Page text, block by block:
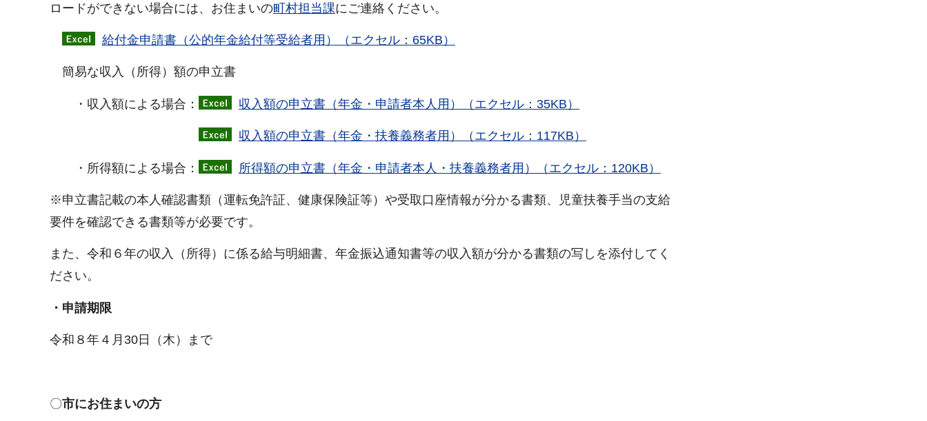
ロードができない場合には、お住まいの町村担当課にご連絡ください。
給付金申請書（公的年金給付等受給者用）（エクセル：65KB）
簡易な収入（所得）額の申立書
・収入額による場合： 収入額の申立書（年金・申請者本人用）（エクセル：35KB）
収入額の申立書（年金・扶養義務者用）（エクセル：117KB）
・所得額による場合： 所得額の申立書（年金・申請者本人・扶養義務者用）（エクセル：120KB）
※申立書記載の本人確認書類（運転免許証、健康保険証等）や受取口座情報が分かる書類、児童扶養手当の支給
要件を確認できる書類等が必要です。
また、令和６年の収入（所得）に係る給与明細書、年金振込通知書等の収入額が分かる書類の写しを添付してく
ださい。
・申請期限
令和８年４月30日（木）まで
〇市にお住まいの方